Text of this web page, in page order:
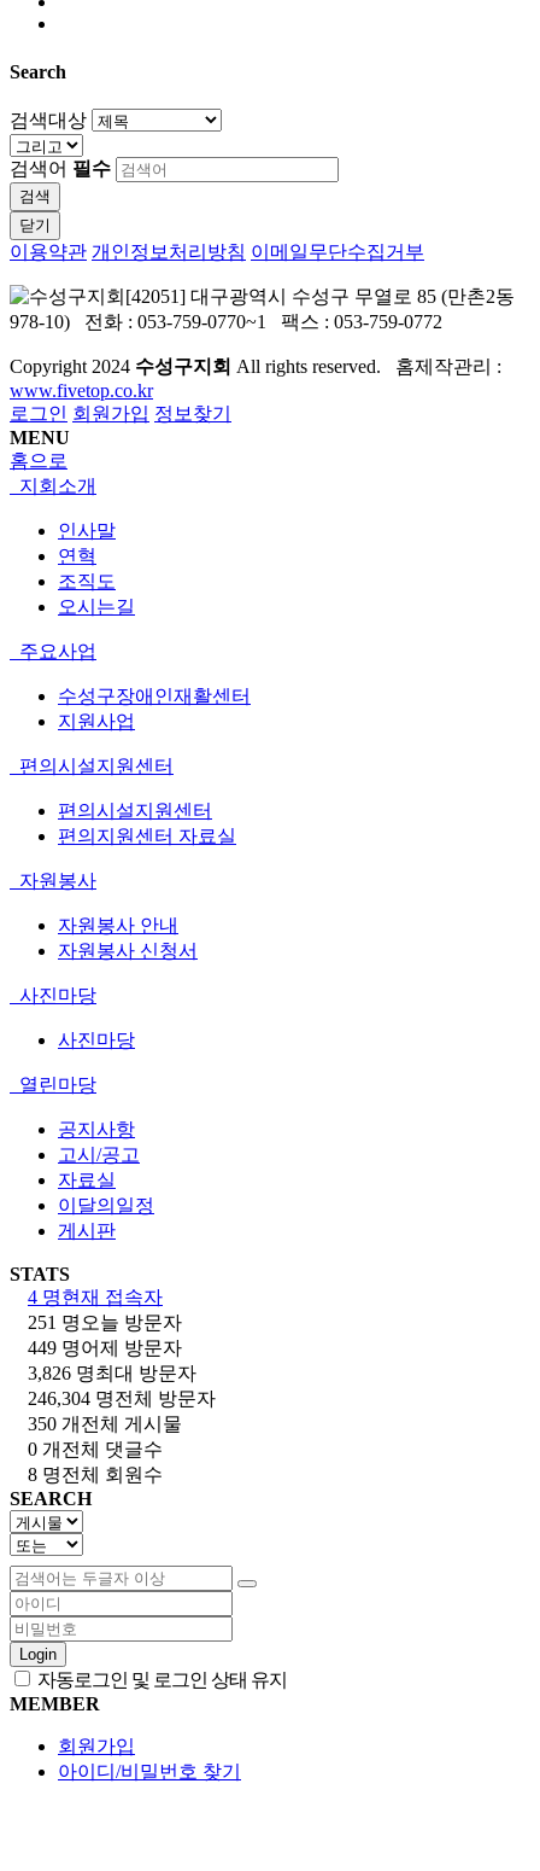
Search
검색대상
검색어 필수
검색
닫기
이용약관 개인정보처리방침 이메일무단수집거부
[42051] 대구광역시 수성구 무열로 85 (만촌2동
978-10) 전화 : 053-759-0770~1 팩스 : 053-759-0772
Copyright 2024 수성구지회 All rights reserved. 홈제작관리 :
www.fivetop.co.kr
로그인 회원가입 정보찾기
MENU
홈으로
지회소개
인사말
연혁
조직도
오시는길
주요사업
수성구장애인재활센터
지원사업
편의시설지원센터
편의시설지원센터
편의지원센터 자료실
자원봉사
자원봉사 안내
자원봉사 신청서
사진마당
사진마당
열린마당
공지사항
고시/공고
자료실
이달의일정
게시판
STATS
4 명현재 접속자
251 명 오늘 방문자
449 명어제 방문자
3,826 명최대 방문자
246,304 명전체 방문자
350 개 전체 게시물
0 개 전체 댓글수
8 명전체 회원수
SEARCH
Login
자동로그인 및 로그인 상태 유지
MEMBER
회원가입
아이디/비밀번호 찾기